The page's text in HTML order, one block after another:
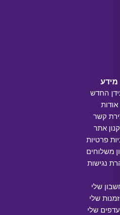
מידע
החדש
אודות
קשר
אתר
פרטיות
משלוחים
נגישות
שלי
שלי
שלי